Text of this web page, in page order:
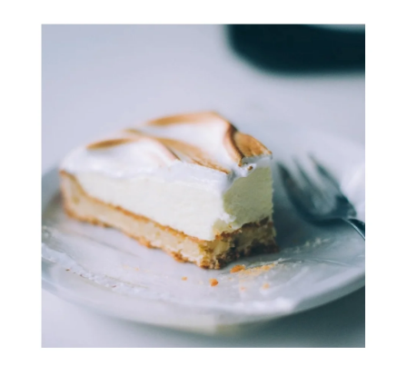
POCHUTINY
ZDRAVÉ PEČENÍ
DÁRKOVÉ POUKAZY
TÉMATICKÉ PRODUKTY
PROFI BALENÍ